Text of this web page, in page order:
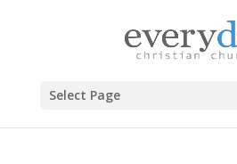
Select Page